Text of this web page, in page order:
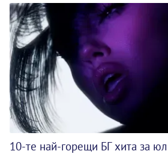
10-те най-горещи БГ хита за